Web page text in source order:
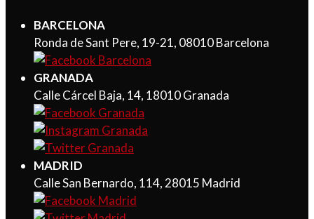
BARCELONA
Ronda de Sant Pere, 19-21, 08010 Barcelona
GRANADA
Calle Cárcel Baja, 14, 18010 Granada
MADRID
Calle San Bernardo, 114, 28015 Madrid